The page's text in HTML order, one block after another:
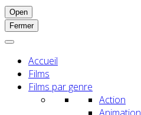
Open
Fermer
Accueil
Films
Films par genre
Action